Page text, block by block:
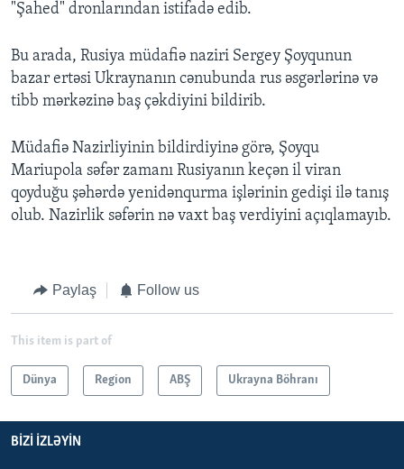
"Şahed" dronlarından istifadə edib.
Bu arada, Rusiya müdafiə naziri Sergey Şoyqunun
bazar ertəsi Ukraynanın cənubunda rus əsgərlərinə və
tibb mərkəzinə baş çəkdiyini bildirib.
Müdafiə Nazirliyinin bildirdiyinə görə, Şoyqu
Mariupola səfər zamanı Rusiyanın keçən il viran
qoyduğu şəhərdə yenidənqurma işlərinin gedişi ilə tanış
olub. Nazirlik səfərin nə vaxt baş verdiyini açıqlamayıb.
Paylaş Follow us
This item is part of
Dünya Region ABŞ Ukrayna Böhranı
BIZI IZLƏYIN